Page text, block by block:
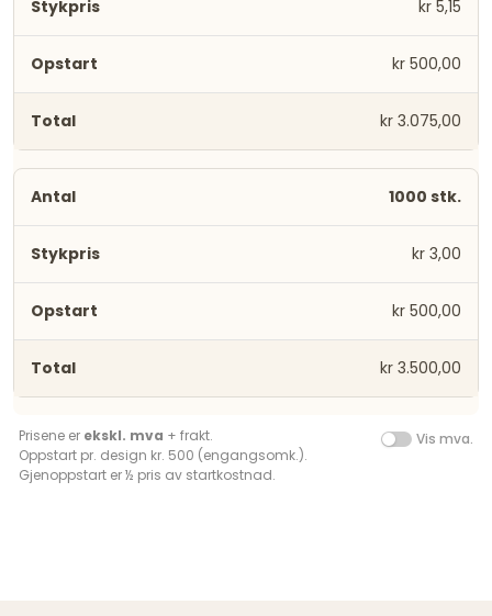
kr 5,15
kr 500,00
kr 3.075,00
1000 stk.
kr 3,00
kr 500,00
kr 3.500,00
Prisene er ekskl. mva + frakt.
Oppstart pr. design kr. 500 (engangsomk.).
Gjenoppstart er ½ pris av startkostnad.
Vis mva.